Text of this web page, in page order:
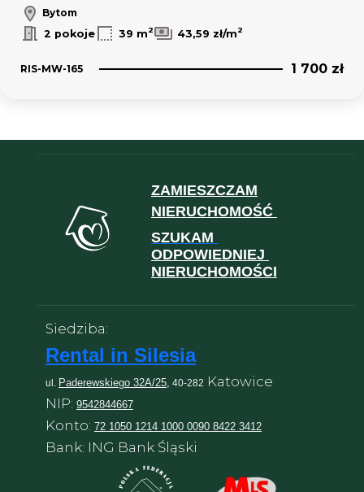
Bytom
2 pokoje
39 m2 43,59 zł/m2
RIS-MW-165 1 700 zł
ZAMIESZCZAM
NIERUCHOMOŚĆ
SZUKAM
ODPOWIEDNIEJ
NIERUCHOMOŚCI
Siedziba:
Rental in Silesia
ul. Paderewskiego 32A/25, 40-282 Katowice
NIP: 9542844667
Konto: 72 1050 1214 1000 0090 8422 3412
Bank: ING Bank Śląski